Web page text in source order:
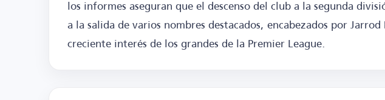
los informes aseguran que el descenso del club a la segunda
a la salida de varios nombres destacados, encabezados por
creciente interés de los grandes de la Premier League.